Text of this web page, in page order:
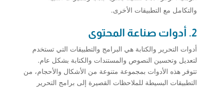
والتكامل مع التطبيقات الأخرى.
2. أدوات صناعة المحتوى
أدوات التحرير والكتابة هي البرامج والتطبيقات التي تستخدم
لتعديل وتحسين النصوص والمستندات والكتابة بشكل عام.
تتوفر هذه الأدوات بمجموعة متنوعة من الأشكال والأحجام، من
التطبيقات البسيطة للملاحظات القصيرة إلى برامج التحرير